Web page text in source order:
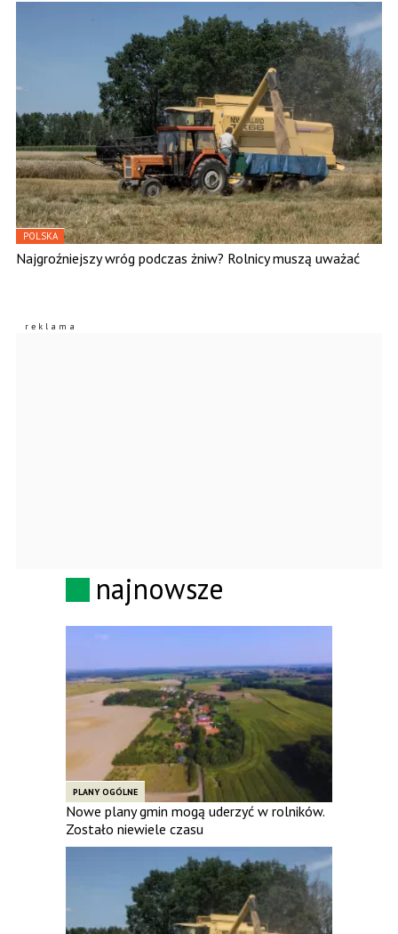
POLSKA
Najgroźniejszy wróg podczas żniw? Rolnicy muszą uważać
najnowsze
PLANY OGÓLNE
Nowe plany gmin mogą uderzyć w rolników.
Zostało niewiele czasu